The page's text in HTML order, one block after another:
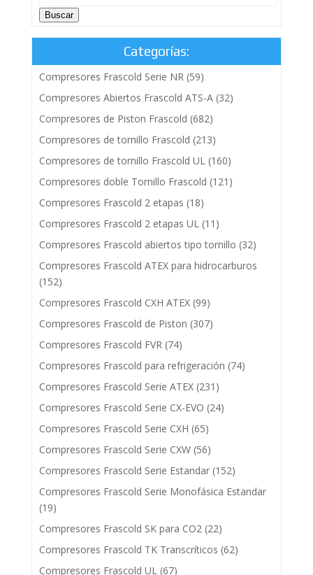
Buscar
Categorías:
Compresores Frascold Serie NR (59)
Compresores Abiertos Frascold ATS-A (32)
Compresores de Piston Frascold (682)
Compresores de tornillo Frascold (213)
Compresores de tornillo Frascold UL (160)
Compresores doble Tornillo Frascold (121)
Compresores Frascold 2 etapas (18)
Compresores Frascold 2 etapas UL (11)
Compresores Frascold abiertos tipo tornillo (32)
Compresores Frascold ATEX para hidrocarburos
(152)
Compresores Frascold CXH ATEX (99)
Compresores Frascold de Piston (307)
Compresores Frascold FVR (74)
Compresores Frascold para refrigeración (74)
Compresores Frascold Serie ATEX (231)
Compresores Frascold Serie CX-EVO (24)
Compresores Frascold Serie CXH (65)
Compresores Frascold Serie CXW (56)
Compresores Frascold Serie Estandar (152)
Compresores Frascold Serie Monofásica Estandar
(19)
Compresores Frascold SK para CO2 (22)
Compresores Frascold TK Transcríticos (62)
Compresores Frascold UL (67)